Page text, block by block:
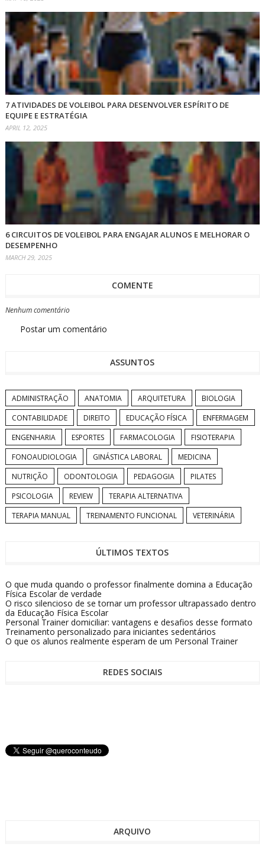
7 ATIVIDADES DE VOLEIBOL PARA DESENVOLVER ESPÍRITO DE
EQUIPE E ESTRATÉGIA
APRIL 12, 2025
6 CIRCUITOS DE VOLEIBOL PARA ENGAJAR ALUNOS E MELHORAR O
DESEMPENHO
MARCH 29, 2025
COMENTE
Nenhum comentário
Postar um comentário
ASSUNTOS
ADMINISTRAÇÃO ANATOMIA ARQUITETURA
BIOLOGIA
CONTABILIDADE
DIREITO EDUCAÇÃO FÍSICA
ENFERMAGEM
ENGENHARIA
ESPORTES FARMACOLOGIA
FISIOTERAPIA
FONOAUDIOLOGIA
GINÁSTICA LABORAL
MEDICINA
NUTRIÇÃO
ODONTOLOGIA PEDAGOGIA
PILATES
PSICOLOGIA
REVIEW
TERAPIA ALTERNATIVA
TERAPIA MANUAL
TREINAMENTO FUNCIONAL VETERINÁRIA
ÚLTIMOS TEXTOS
O que muda quando o professor finalmente domina a Educação
Física Escolar de verdade
O risco silencioso de se tornar um professor ultrapassado dentro
da Educação Física Escolar
Personal Trainer domiciliar: vantagens e desafios desse formato
Treinamento personalizado para iniciantes sedentários
O que os alunos realmente esperam de um Personal Trainer
REDES SOCIAIS
ARQUIVO